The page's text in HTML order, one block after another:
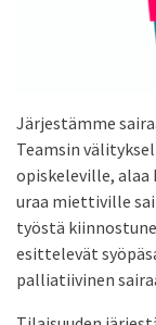
Järjestämme
Teamsin
opiskeleville,
uraa miettiville
työstä
esittelevät
palliatiivinen